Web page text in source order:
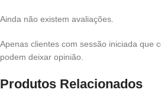
Ainda não existem avaliações.
Apenas clientes com sessão iniciada que
podem deixar opinião.
Produtos Relacionados